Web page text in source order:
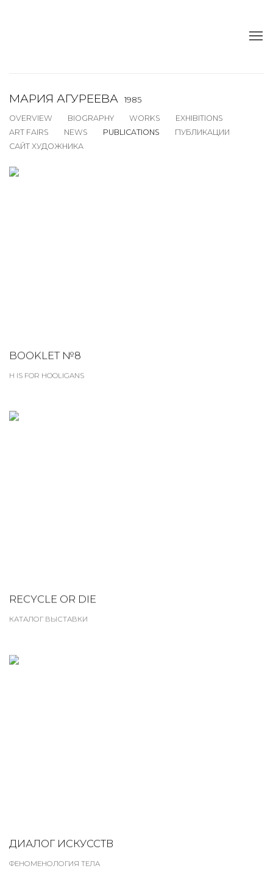
МАРИЯ АГУРЕЕВА
1985
OVERVIEW
BIOGRAPHY WORKS
EXHIBITIONS
ART FAIRS
NEWS PUBLICATIONS
ПУБЛИКАЦИИ
САЙТ ХУДОЖНИКА
BOOKLET №8
H IS FOR HOOLIGANS
RECYCLE OR DIE
КАТАЛОГ ВЫСТАВКИ
ДИАЛОГ ИСКУССТВ
ФЕНОМЕНОЛОГИЯ ТЕЛА